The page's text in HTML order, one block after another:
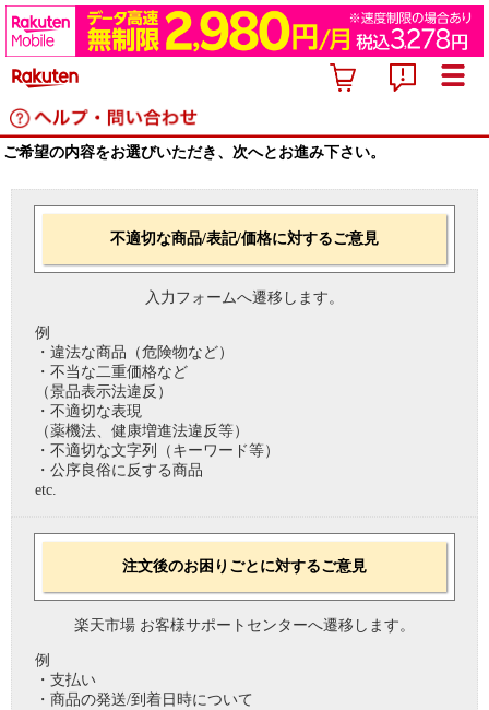
ご希望の内容をお選びいただき、次へとお進み下さい。
不適切な商品/表記/価格に対するご意見
入力フォームへ遷移します。
例
・違法な商品（危険物など）
・不当な二重価格など
（景品表示法違反）
・不適切な表現
（薬機法、健康増進法違反等）
・不適切な文字列（キーワード等）
・公序良俗に反する商品
etc.
注文後のお困りごとに対するご意見
楽天市場 お客様サポートセンターへ遷移します。
例
・支払い
・商品の発送/到着日時について